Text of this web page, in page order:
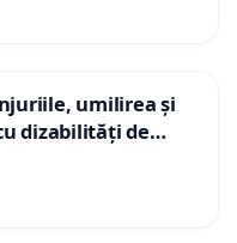
umilirea și
dizabilități de